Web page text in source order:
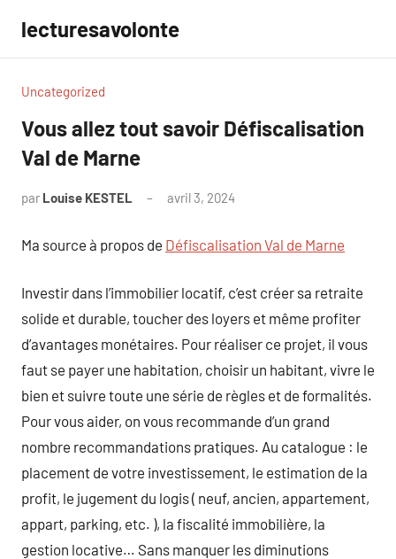
contenu
lecturesavolonte
Uncategorized
Vous allez tout savoir Défiscalisation
Val de Marne
par Louise KESTEL avril 3, 2024
Ma source à propos de Défiscalisation Val de Marne
Investir dans l’immobilier locatif, c’est créer sa retraite
solide et durable, toucher des loyers et même profiter
d’avantages monétaires. Pour réaliser ce projet, il vous
faut se payer une habitation, choisir un habitant, vivre le
bien et suivre toute une série de règles et de formalités.
Pour vous aider, on vous recommande d’un grand
nombre recommandations pratiques. Au catalogue : le
placement de votre investissement, le estimation de la
profit, le jugement du logis ( neuf, ancien, appartement,
appart, parking, etc. ), la fiscalité immobilière, la
gestion locative… Sans manquer les diminutions